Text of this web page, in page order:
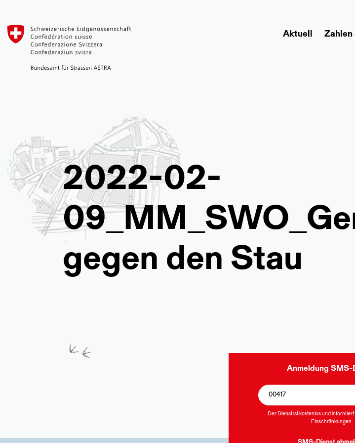
Aktuell Zahlen
2022-02-
gegen den Stau
Anmeldung SMS-
Der Dienst ist kostenlos und
Einschränkungen.